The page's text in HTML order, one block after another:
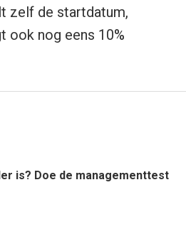
zelf de startdatum,
ook nog eens 10%
is? Doe de managementtest